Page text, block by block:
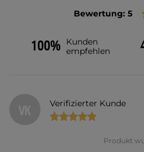
Bewertung: 5
100%
Kunden
empfehlen
VK Verifizierter Kunde
Produkt